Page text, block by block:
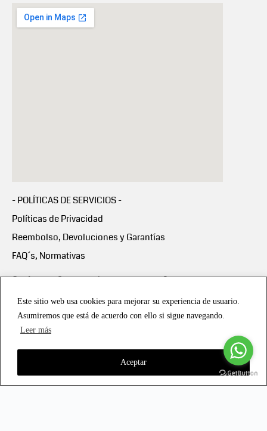
Este sitio web usa cookies para mejorar su experiencia de usuario.
Asumiremos que está de acuerdo con ello si sigue navegando.
Leer más
Aceptar
- POLÍTICAS DE SERVICIOS -
Políticas de Privacidad
Reembolso, Devoluciones y Garantías
FAQ´s, Normativas
Scalapay:Compra ahora y paga en 3 cuotas
Scalapay Política Privacidad
Copyright © 2021 all rights reserved - Vialmotor